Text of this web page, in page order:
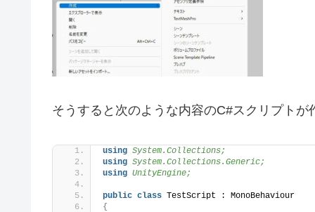
そうすると次のような内容のC#スクリプトが
using System.Collections;
using System.Collections.Generic;
using UnityEngine;
public class TestScript : MonoBehaviour
{